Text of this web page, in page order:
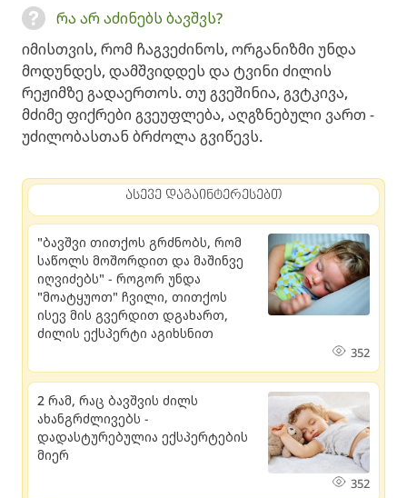
რა არ აძინებს ბავშვს?
იმისთვის, რომ ჩაგვეძინოს, ორგანიზმი უნდა
მოდუნდეს, დამშვიდდეს და ტვინი ძილის
რეჟიმზე გადაერთოს. თუ გვეშინია, გვტკივა,
მძიმე ფიქრები გვეუფლება, აღგზნებული ვართ -
უძილობასთან ბრძოლა გვიწევს.
ასევე დაგაინტერესებთ
"ბავშვი თითქოს გრძნობს, რომ
საწოლს მოშორდით და მაშინვე
იღვიძებს" - როგორ უნდა
"მოატყუოთ" ჩვილი, თითქოს
ისევ მის გვერდით დგახართ,
ძილის ექსპერტი აგიხსნით
352
2 რამ, რაც ბავშვის ძილს
ახანგრძლივებს -
დადასტურებულია ექსპერტების
მიერ
352